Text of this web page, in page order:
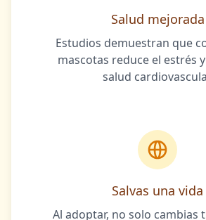
Salud mejorada
Estudios demuestran que
mascotas reduce el estrés
salud
Salvas una vida
Al adoptar, no solo cambias